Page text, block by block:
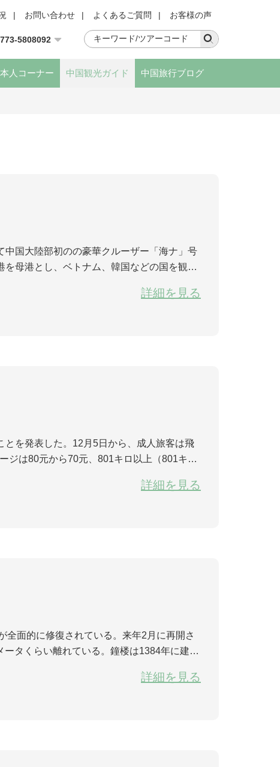
| お問い合わせ | よくあるご質問 | お客様の声
5808092
人コーナー 中国観光ガイド 中国旅行ブログ
国大陸部初のの豪華クルーザー「海ナ」号
母港とし、ベトナム、韓国などの国を観光
詳細を見る
を発表した。12月5日から、成人旅客は飛
ジは80元から70元、801キロ以上（801キロ
詳細を見る
タくらい離れている。鐘楼は1384年に建造
詳細を見る